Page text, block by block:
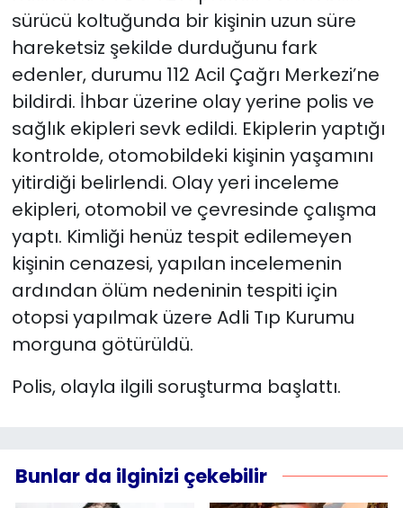
sürücü koltuğunda bir kişinin uzun süre
hareketsiz şekilde durduğunu fark
edenler, durumu 112 Acil Çağrı Merkezi’ne
bildirdi. İhbar üzerine olay yerine polis ve
sağlık ekipleri sevk edildi. Ekiplerin yaptığı
kontrolde, otomobildeki kişinin yaşamını
yitirdiği belirlendi. Olay yeri inceleme
ekipleri, otomobil ve çevresinde çalışma
yaptı. Kimliği henüz tespit edilemeyen
kişinin cenazesi, yapılan incelemenin
ardından ölüm nedeninin tespiti için
otopsi yapılmak üzere Adli Tıp Kurumu
morguna götürüldü.
Polis, olayla ilgili soruşturma başlattı.
Bunlar da ilginizi çekebilir